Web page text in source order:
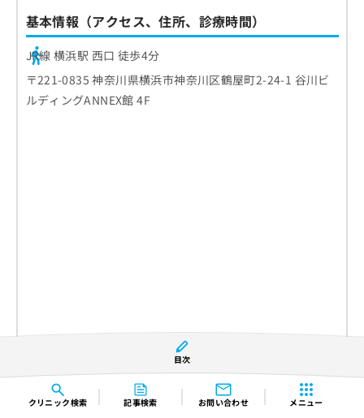
クリニック検索 記事検索 お問い合わせ メニュー
基本情報（アクセス、住所、診療時間）
JR線 横浜駅 西口 徒歩4分
〒221-0835 神奈川県横浜市神奈川区鶴屋町2-24-1 谷川ビ
ルディングANNEX館 4F
火
10:00〜13:30
● ● ▲
目次